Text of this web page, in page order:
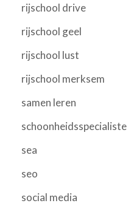
rijschool drive
rijschool geel
rijschool lust
rijschool merksem
samen leren
schoonheidsspecialiste
sea
seo
social media